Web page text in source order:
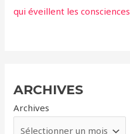
qui éveillent les consciences
ARCHIVES
Archives